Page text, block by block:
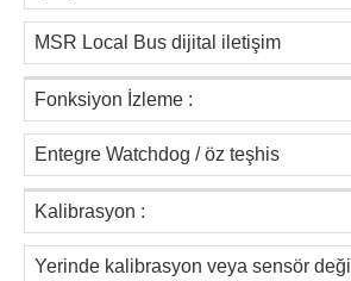
MSR Local Bus dijital iletişim
Fonksiyon İzleme :
Entegre Watchdog / öz teşhis
Kalibrasyon :
Yerinde kalibrasyon veya sensör